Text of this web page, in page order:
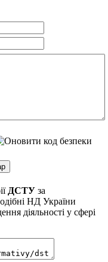
ДСТУ за
НД України
діяльності у сфері